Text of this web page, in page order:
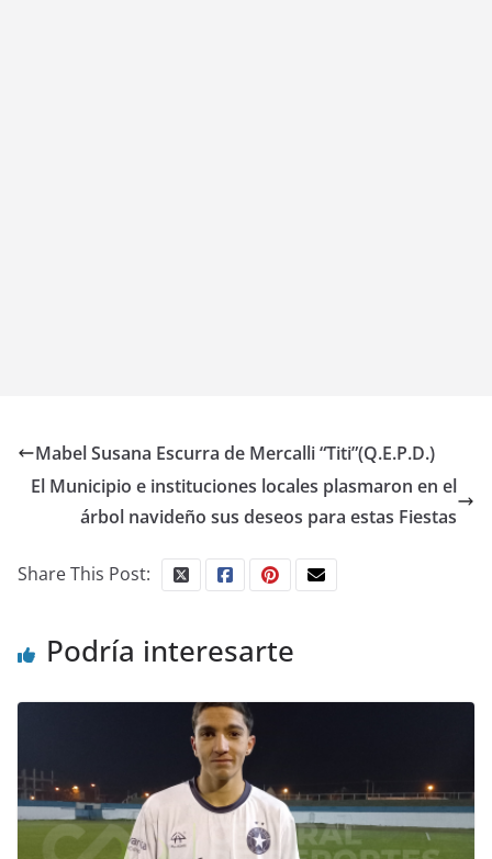
Mabel Susana Escurra de Mercalli “Titi”(Q.E.P.D.)
El Municipio e instituciones locales plasmaron en el
árbol navideño sus deseos para estas Fiestas
Share This Post:
Podría interesarte